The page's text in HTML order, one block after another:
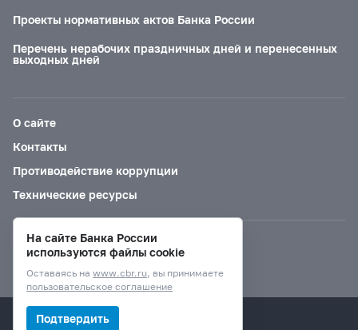
Проекты нормативных актов Банка России
Перечень нерабочих праздничных дней и перенесенных
выходных дней
О сайте
Контакты
Противодействие коррупции
Технические ресурсы
Версия для слабовидящих
© Банк России, 2000–2026.
На сайте Банка России
используются файлы cookie
Оставаясь на www.cbr.ru, вы принимаете
пользовательское соглашение
Подтвердить